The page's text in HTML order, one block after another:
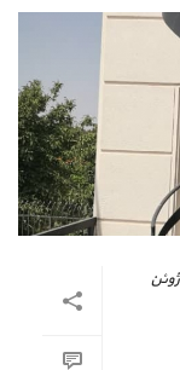
ژوئن